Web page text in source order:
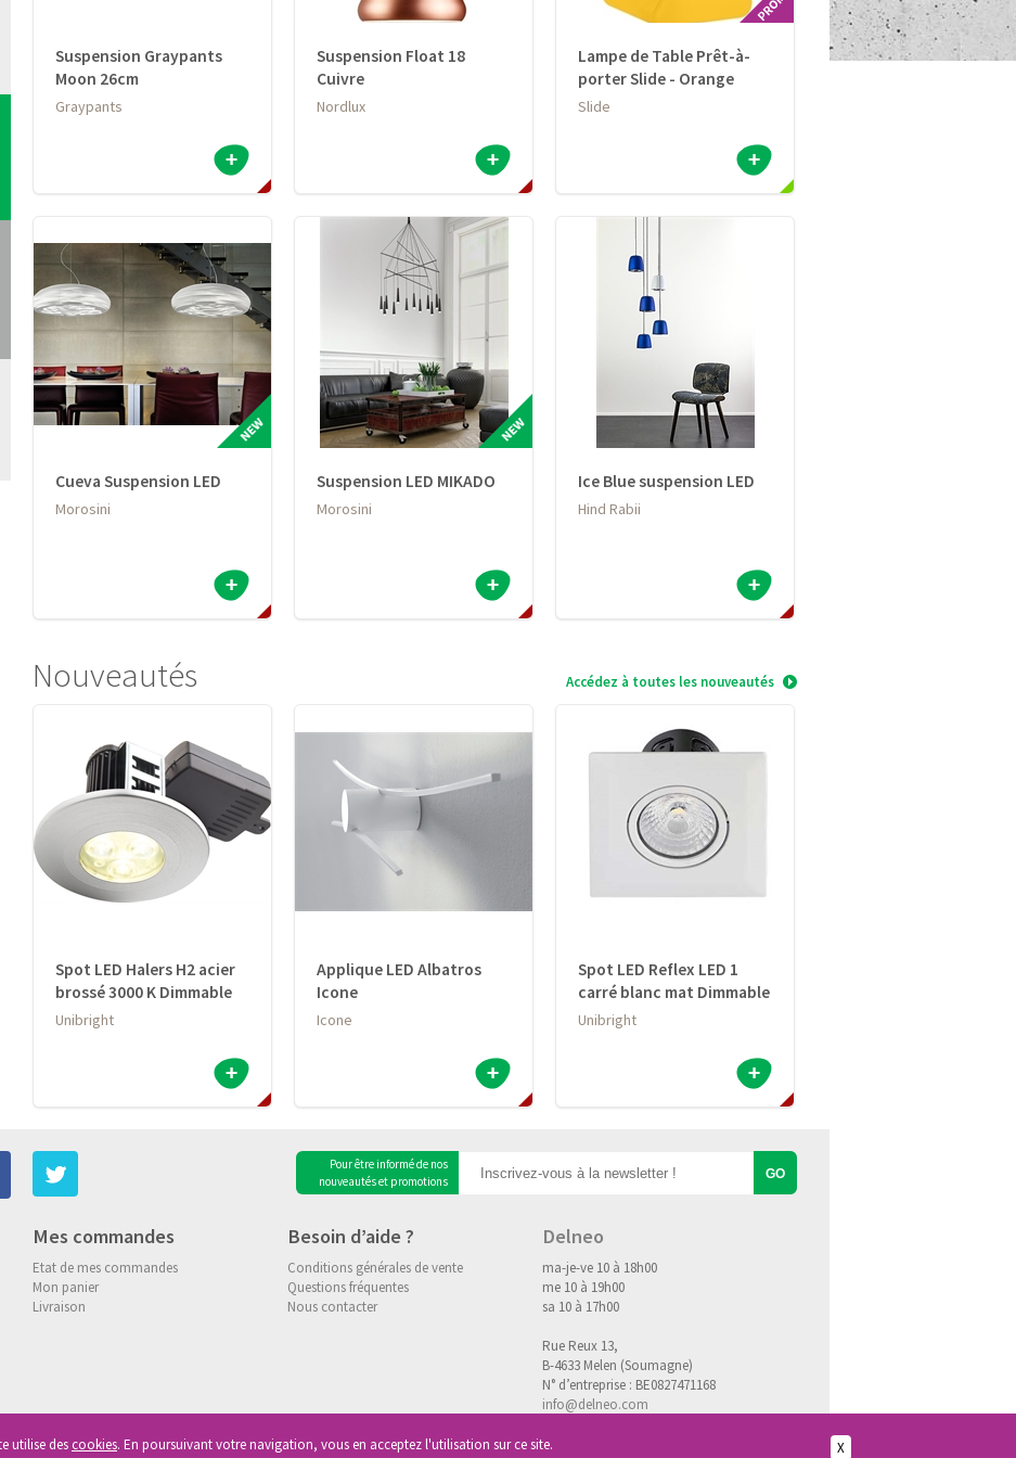
Suspension Graypants
Moon 26cm
Graypants
Suspension Float 18
Cuivre
Nordlux
Lampe de Table Prêt-à-
porter Slide - Orange
Slide
Cueva Suspension LED
Morosini
Suspension LED MIKADO
Morosini
Ice Blue suspension LED
Hind Rabii
Nouveautés Accédez à toutes les nouveautés
Spot LED Halers H2 acier
brossé 3000 K Dimmable
Unibright
Applique LED Albatros
Icone
Icone
Spot LED Reflex LED 1
carré blanc mat Dimmable
Unibright
Pour être informé de nos
nouveautés et promotions
Mes commandes
Etat de mes commandes
Mon panier
Livraison
Besoin d’aide ?
Conditions générales de vente
Questions fréquentes
Nous contacter
Delneo
ma-je-ve 10 à 18h00
me 10 à 19h00
sa 10 à 17h00
Rue Reux 13,
B-4633 Melen (Soumagne)
N° d’entreprise : BE0827471168
info@delneo.com
Tous droits reservés |Vie Privée|Cookies
utilise des cookies. En poursuivant votre navigation, vous en acceptez l'utilisation sur ce site. X